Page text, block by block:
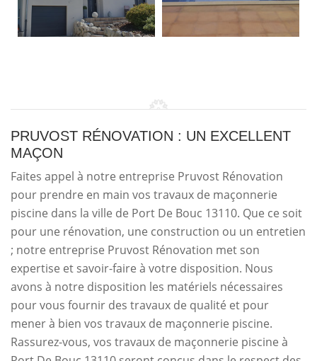
PRUVOST RÉNOVATION : UN EXCELLENT
MAÇON
Faites appel à notre entreprise Pruvost Rénovation
pour prendre en main vos travaux de maçonnerie
piscine dans la ville de Port De Bouc 13110. Que ce soit
pour une rénovation, une construction ou un entretien
; notre entreprise Pruvost Rénovation met son
expertise et savoir-faire à votre disposition. Nous
avons à notre disposition les matériels nécessaires
pour vous fournir des travaux de qualité et pour
mener à bien vos travaux de maçonnerie piscine.
Rassurez-vous, vos travaux de maçonnerie piscine à